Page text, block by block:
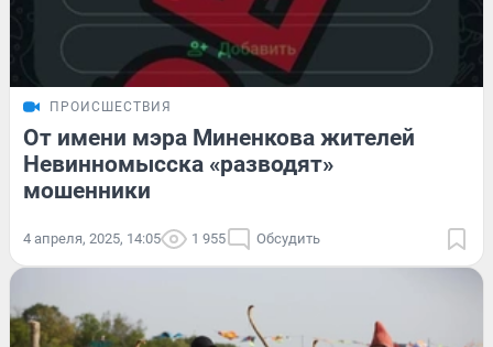
ПРОИСШЕСТВИЯ
От имени мэра Миненкова жителей
Невинномысска «разводят»
мошенники
4 апреля, 2025, 14:05 1 955 Обсудить